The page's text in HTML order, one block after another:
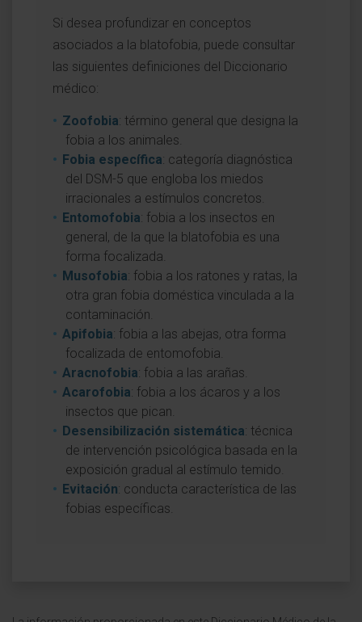
Si desea profundizar en conceptos
asociados a la blatofobia, puede consultar
las siguientes definiciones del Diccionario
médico:
Zoofobia: término general que designa la
fobia a los animales.
Fobia específica: categoría diagnóstica
del DSM-5 que engloba los miedos
irracionales a estímulos concretos.
Entomofobia: fobia a los insectos en
general, de la que la blatofobia es una
forma focalizada.
Musofobia: fobia a los ratones y ratas, la
otra gran fobia doméstica vinculada a la
contaminación.
Apifobia: fobia a las abejas, otra forma
focalizada de entomofobia.
Aracnofobia: fobia a las arañas.
Acarofobia: fobia a los ácaros y a los
insectos que pican.
Desensibilización sistemática: técnica
de intervención psicológica basada en la
exposición gradual al estímulo temido.
Evitación: conducta característica de las
fobias específicas.